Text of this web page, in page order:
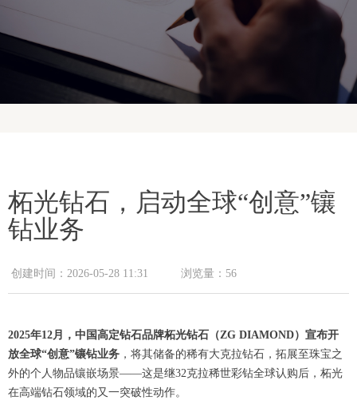
柘光钻石，启动全球“创意”镶
钻业务
2025年12月，中国高定钻石品牌柘光钻石（ZG DIAMOND）宣布开
放全球“创意”镶钻业务 ，将其储备的稀有大克拉钻石，拓展至珠宝之
外的个人物品镶嵌场景——这是继32克拉稀世彩钻全球认购后，柘光
在高端钻石领域的又一突破性动作。
创建时间： 2026-05-28 11:31 浏览量： 56